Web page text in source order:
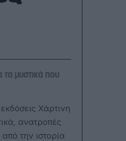
μυστικά που
ανατροπές
την ιστορία